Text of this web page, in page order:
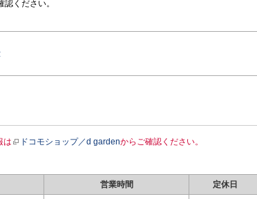
認ください。
は ドコモショップ／d gardenからご確認ください。
営業時間 定休日